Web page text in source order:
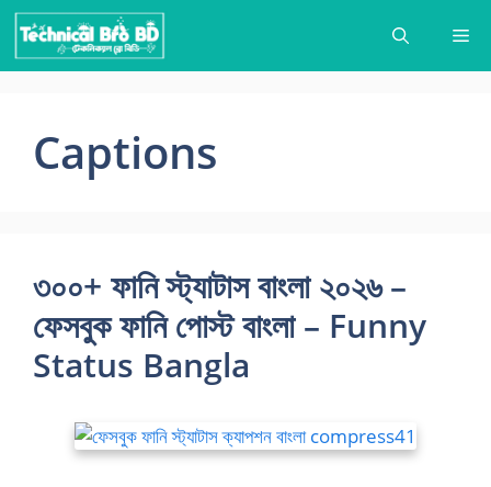
Skip
content
Captions
৩০০+ ফানি স্ট্যাটাস বাংলা ২০২৬ –
ফেসবুক ফানি পোস্ট বাংলা – Funny
Status Bangla